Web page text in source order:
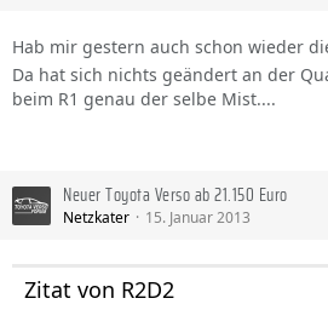
Hab mir gestern auch schon wieder
Da hat sich nichts geändert an der
beim R1 genau der selbe Mist....
Neuer Toyota Verso ab 21.150 Euro
Netzkater 15. Januar 2013
Zitat von R2D2